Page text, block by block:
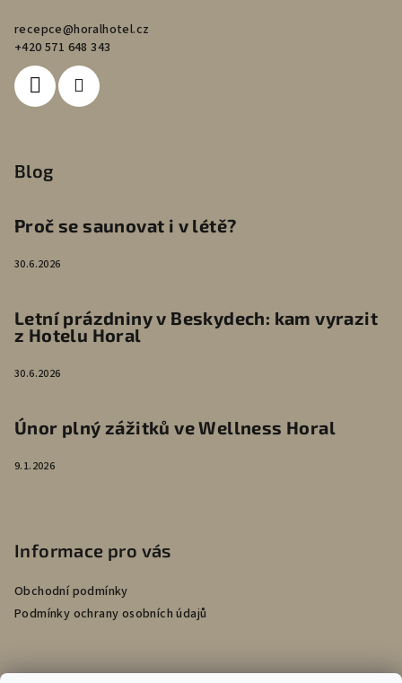
recepce@horalhotel.cz
+420 571 648 343
Blog
Proč se saunovat i v létě?
30.6.2026
Letní prázdniny v Beskydech: kam vyrazit
z Hotelu Horal
30.6.2026
Únor plný zážitků ve Wellness Horal
9.1.2026
Informace pro vás
Obchodní podmínky
Podmínky ochrany osobních údajů